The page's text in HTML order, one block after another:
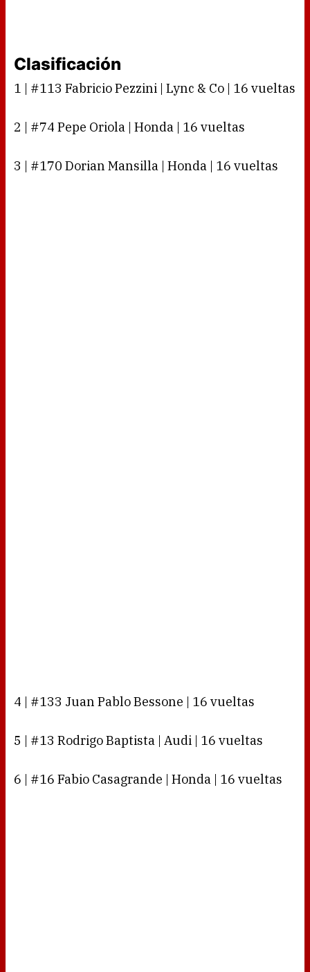
Clasificación
1 | #113 Fabricio Pezzini | Lync & Co | 16 vueltas
2 | #74 Pepe Oriola | Honda | 16 vueltas
3 | #170 Dorian Mansilla | Honda | 16 vueltas
4 | #133 Juan Pablo Bessone | 16 vueltas
5 | #13 Rodrigo Baptista | Audi | 16 vueltas
6 | #16 Fabio Casagrande | Honda | 16 vueltas